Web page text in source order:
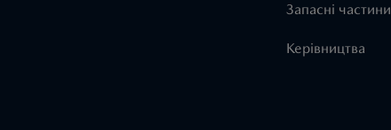
Запасні частини
Керівництва